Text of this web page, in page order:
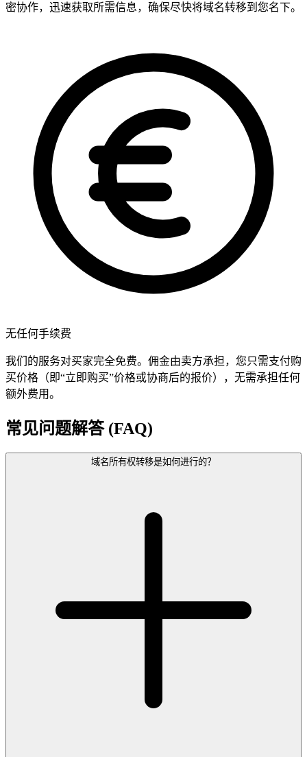
密协作，迅速获取所需信息，确保尽快将域名转移到您名下。
无任何手续费
我们的服务对买家完全免费。佣金由卖方承担，您只需支付购
买价格（即“立即购买”价格或协商后的报价），无需承担任何
额外费用。
常见问题解答 (FAQ)
域名所有权转移是如何进行的？